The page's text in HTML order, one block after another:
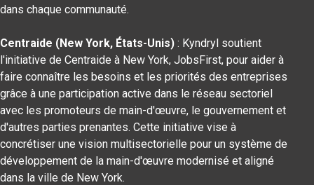
dans chaque communauté.
Centraide (New York, États-Unis) : Kyndryl soutient
l'initiative de Centraide à New York, JobsFirst, pour aider à
faire connaître les besoins et les priorités des entreprises
grâce à une participation active dans le réseau sectoriel
avec les promoteurs de main-d'œuvre, le gouvernement et
d'autres parties prenantes. Cette initiative vise à
concrétiser une vision multisectorielle pour un système de
développement de la main-d'œuvre modernisé et aligné
dans la ville de New York.